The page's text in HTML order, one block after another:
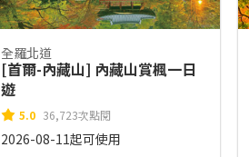
全羅北道
[首爾-內藏山] 內藏山賞楓一日
遊
5.0 36,723次點閱
2026-08-11起可使用